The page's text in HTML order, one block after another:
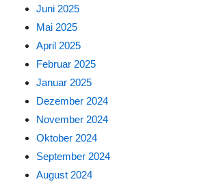
Juni 2025
Mai 2025
April 2025
Februar 2025
Januar 2025
Dezember 2024
November 2024
Oktober 2024
September 2024
August 2024